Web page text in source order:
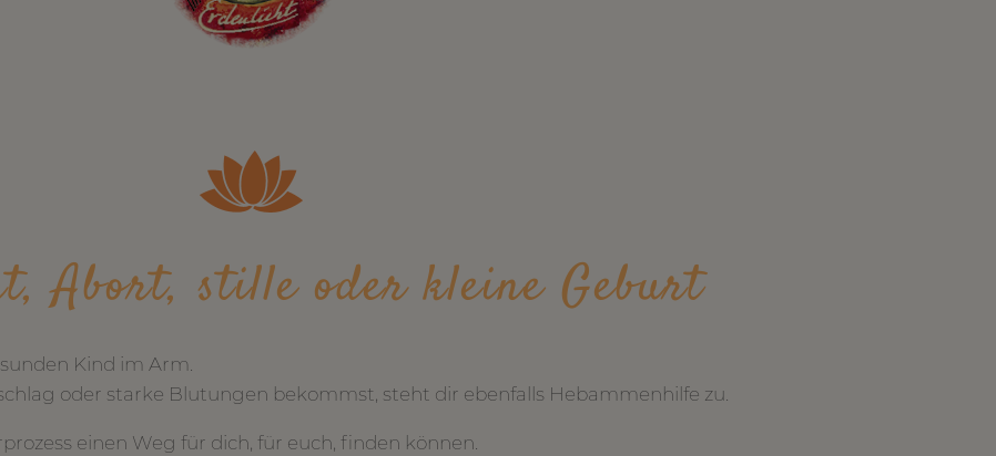
Abort, stille oder kleine Geburt
Kind im Arm.
oder starke Blutungen bekommst, steht dir ebenfalls Hebammenhilfe zu.
einen Weg für dich, für euch, finden können.